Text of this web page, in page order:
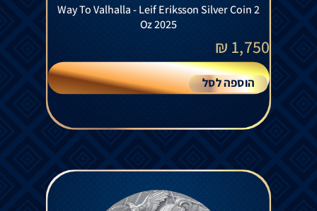
Way To Valhalla - Leif Eriksson Silver Coin 2
Oz 2025
1,750
₪
הוספה לסל